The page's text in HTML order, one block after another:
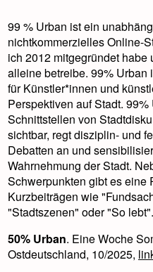
99 % Urban ist ein
nichtkommerzielles Online-
ich 2012 mitgegründet habe
alleine betreibe. 99% Urban
für Künstler*innen und
Perspektiven auf Stadt.
Schnittstellen von
sichtbar, regt disziplin- und
Debatten an und
Wahrnehmung der Stadt.
Schwerpunkten gibt es eine
Kurzbeiträgen wie
"Stadtszenen" oder "So lebt".
50% Urban. Eine Woche
Ostdeutschland, 10/2025,